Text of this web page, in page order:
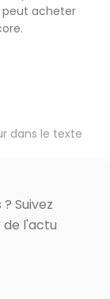
peut acheter
dans le texte
Suivez
de l'actu